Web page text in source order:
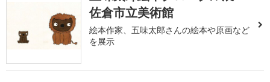
佐倉市立美術館
絵本作家、五味太郎さんの絵本や原画など
を展示